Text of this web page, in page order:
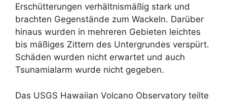
Erschütterungen verhältnismäßig stark und
brachten Gegenstände zum Wackeln. Darüber
hinaus wurden in mehreren Gebieten leichtes
bis mäßiges Zittern des Untergrundes verspürt.
Schäden wurden nicht erwartet und auch
Tsunamialarm wurde nicht gegeben.
Das USGS Hawaiian Volcano Observatory teilte